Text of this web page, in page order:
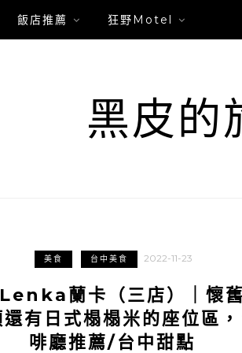
飯店推薦 狂野Motel
黑皮的
美食 台中美食 2022-11-23
蘭卡（三店）｜懷
有日式榻榻米的座位區
啡廳推薦/台中甜點